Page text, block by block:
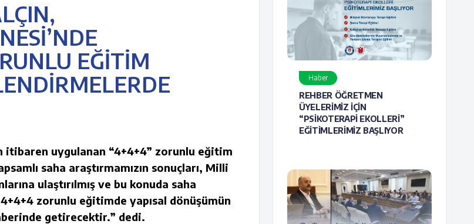
EĞİTİM
itibaren uygulanan “4+4+4” zorunlu eğitim
saha araştırmamızın sonuçları, Milli
ulaştırılmış ve bu konuda saha
zorunlu eğitimde yapısal dönüşümün
getirecektir.” dedi.
Haber
REHBER ÖĞRETMEN
ÜYELERİMİZ İÇİN
“PSİKOTERAPİ EKOLLERİ”
EĞİTİMLERİMİZ BAŞLIYOR